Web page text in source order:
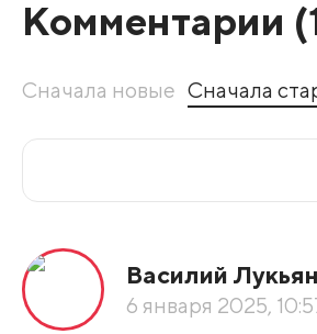
Комментарии (
Сначала новые Сначала
По рейтингу
Василий
6 января 2025,